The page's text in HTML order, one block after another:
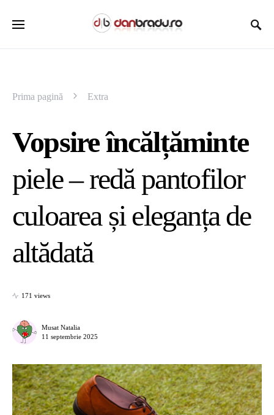
Prima pagină Extra
Vopsire încălțăminte
piele – redă pantofilor
culoarea și eleganța de
altădată
171 views
Musat Natalia
11 septembrie 2025